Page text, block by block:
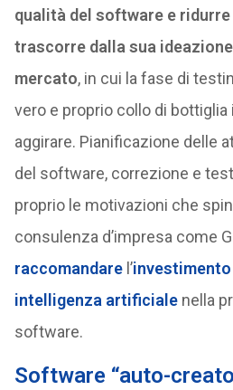
qualità del software e
trascorre dalla sua ideazione
mercato, in cui la fase di
vero e proprio collo di
aggirare. Pianificazione delle
del software, correzione e
proprio le motivazioni che
consulenza d’impresa come
raccomandare l’
intelligenza artificialenella
software.
Software “auto-